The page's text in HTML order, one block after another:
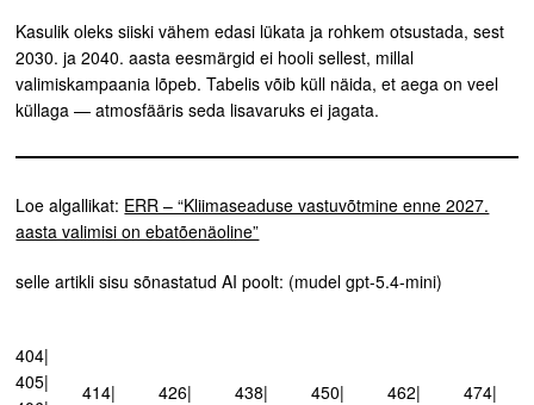
Kasulik oleks siiski vähem edasi lükata ja rohkem otsustada, sest
2030. ja 2040. aasta eesmärgid ei hooli sellest, millal
valimiskampaania lõpeb. Tabelis võib küll näida, et aega on veel
küllaga — atmosfääris seda lisavaruks ei jagata.
Loe algallikat: ERR – “Kliimaseaduse vastuvõtmine enne 2027.
aasta valimisi on ebatõenäoline”
selle artikli sisu sõnastatud AI poolt: (mudel gpt-5.4-mini)
404|
405|
414|
426|
438|
450|
462|
474|